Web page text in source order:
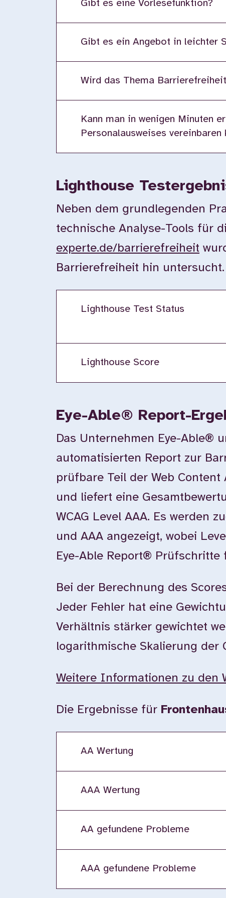
Gibt es eine Vorlesefunktion?
Gibt es ein Angebot in leichter
Wird das Thema
Kann man in wenigen Minuten
Personalausweises vereinbaren
Lighthouse
Neben dem grundlegenden
technische Analyse-Tools für
experte.de/barrierefreiheit
Barrierefreiheit hin
Lighthouse Test Status
Lighthouse Score
Eye-Able® Report-
Das Unternehmen Eye-Able®
automatisierten Report zur
prüfbare Teil der Web Content
und liefert eine
WCAG Level AAA. Es werden
und AAA angezeigt, wobei
Eye-Able Report® Prüfschritte
Bei der Berechnung des
Jeder Fehler hat eine
Verhältnis stärker gewichtet
logarithmische Skalierung der
Weitere Informationen zu den
Die Ergebnisse für
AA Wertung
AAA Wertung
AA gefundene Probleme
AAA gefundene Probleme